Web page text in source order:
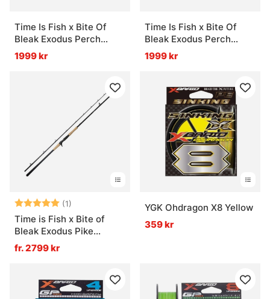
Time Is Fish x Bite Of
Bleak Exodus Perch
Casting 7'4 MF 5-25g
1999 kr
Time Is Fish x Bite Of
Bleak Exodus Perch
Spinning 7'4 MF 5-25g
1999 kr
Betyg: (1)
5.0 utav 5 stjärnor
Time is Fish x Bite of
Bleak Exodus Pike
Casting
fr. 2799 kr
YGK Ohdragon X8 Yellow
359 kr